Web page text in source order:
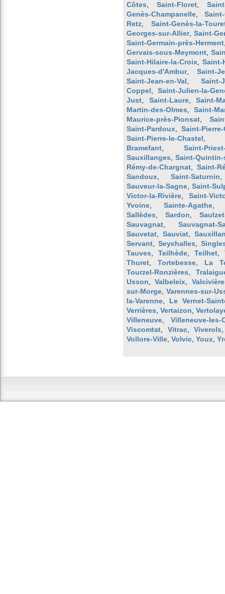
Côtes
Saint-Floret
Genès-Champanelle
Retz ,Saint-Genès-la-
Georges-sur-Allier, Saint-
Saint-Germain-près-Herment
Gervais-sous-Meymont ,
Saint-Hilaire-la-Croix
Saint-
Jacques-d'Ambur, Saint-
Saint-Jean-en-Val
Saint-
Coppel
Saint-Julien-la-
Just
Saint-Laure, Saint-
Martin-des-Olmes
Saint-
Maurice-près-Pionsat
Saint-Pardoux
Saint-
Saint-Pierre-le-Chastel
Bramefant
Saint-
Sauxillanges
Saint-
Rémy-de-Chargnat
Saint-
Sandoux ,Saint-Saturnin
Sauveur-la-Sagne ,Saint-
Victor-la-Rivière
Saint-
Yvoine
Sainte-Agathe
Sallèdes
Sardon
Sauvagnat ,Sauvagnat-
Sauvetat ,Sauviat ,
Servant
Seychalles
Tauves
Teilhède Teilhet
Thuret
Tortebesse
La
Tourzel-Ronzières ,
Usson ,Valbeleix
sur-Morge Varennes-sur-
la-Varenne
Le Vernet-
Verrières ,Vertaizon ,
Villeneuve
Villeneuve-les-
Viscomtat
Vitrac,Viverols
Vollore-Ville Volvic Youx